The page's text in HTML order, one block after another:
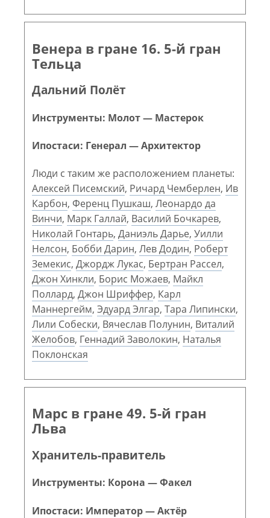
Венера в гране 16. 5-й гран
Тельца
Дальний Полёт
Инструменты: Молот — Мастерок
Ипостаси: Генерал — Архитектор
Люди с таким же расположением планеты:
Алексей Писемский, Ричард Чемберлен, Ив
Карбон, Ференц Пушкаш, Леонардо да
Винчи, Марк Галлай, Василий Бочкарев,
Николай Гонтарь, Даниэль Дарье, Уилли
Нелсон, Бобби Дарин, Лев Додин, Роберт
Земекис, Джордж Лукас, Бертран Рассел,
Джон Хинкли, Борис Можаев, Майкл
Поллард, Джон Шриффер, Карл
Маннергейм, Эдуард Элгар, Тара Липински,
Лили Собески, Вячеслав Полунин, Виталий
Желобов, Геннадий Заволокин, Наталья
Поклонская
Марс в гране 49. 5-й гран
Льва
Хранитель-правитель
Инструменты: Корона — Факел
Ипостаси: Император — Актёр